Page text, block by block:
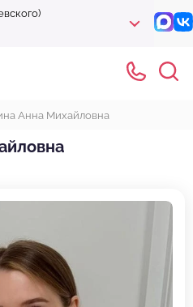
Анна Михайловна